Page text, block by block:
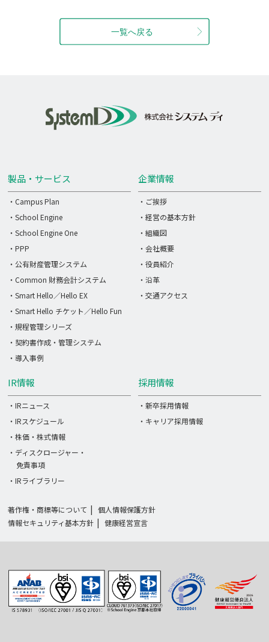
製品・サービス
・Campus Plan
・School Engine
・School Engine One
・PPP
・公有財産管理システム
・Common 財務会計システム
・Smart Hello／Hello EX
・Smart Hello チケット／Hello Fun
・規程管理シリーズ
・契約書作成・管理システム
・導入事例
IR情報
・IRニュース
・IRスケジュール
・株価・株式情報
・ディスクロージャー・
免責事項
・IRライブラリー
採用情報
・新卒採用情報
・キャリア採用情報
企業情報
・ご挨拶
・経営の基本方針
・組織図
・会社概要
・役員紹介
・沿革
・交通アクセス
著作権・商標等について
個人情報保護方針
情報セキュリティ基本方針
健康経営宣言